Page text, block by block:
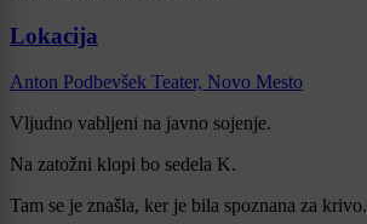
Lokacija
Anton Podbevšek Teater, Novo Mesto
Vljudno vabljeni na javno sojenje.
Na zatožni klopi bo sedela K.
Tam se je znašla, ker je bila spoznana za krivo.